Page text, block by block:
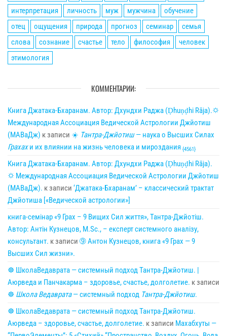
интерпретация
личность муж мужчина
обучение
отец
ощущения природа прогноз семинар
семья
слова
сознание счастье тело философия
человек
этимология
КОММЕНТАРИИ:
Книга Джатака-Бхаранам. Автор: Дхундхи Раджа (Ḍhuṇḍhi Rāja).🌣
Международная Ассоциация Ведической Астрологии Джйотиш
(МАВаДж) к записи ☀ Тантра-Джйотиш— наука о Высших Силах
Грахахи их влиянии на жизнь человека и мироздания {4561}
Книга Джатака-Бхаранам. Автор: Дхундхи Раджа (Ḍhuṇḍhi Rāja).
🌣 Международная Ассоциация Ведической Астрологии Джйотиш
(МАВаДж). к записи ‘Джатака-Бхаранам’ – классический трактат
Джйотиша [«Ведической астрологии»]
книга-семінар «9 Грах – 9 Вищих Сил життя», Тантра-Джйотіш.
Автор: Антін Кузнецов, M.Sc., – експерт системного аналізу,
консультант. к записи ➈ Антон Кузнецов, книга «9 Грах — 9
Высших Сил жизни».
☸ ШколаВедаврата — системный подход Тантра-Джйотиш. |
Аюрведа и Панчакарма – здоровье, счастье, долголетие. к записи
☸ Школа Ведаврата— системный подход Тантра-Джйотиш.
☸ ШколаВедаврата — системный подход Тантра-Джйотиш.
Аюрведа – здоровье, счастье, долголетие. к записи Махабхуты —